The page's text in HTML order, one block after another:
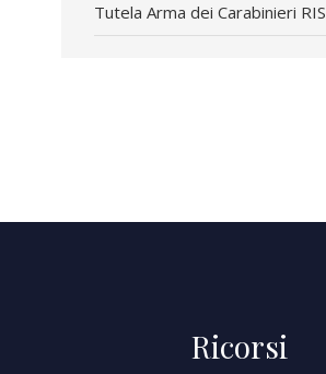
Tutela Arma dei Carabinieri RIS
Ricorsi